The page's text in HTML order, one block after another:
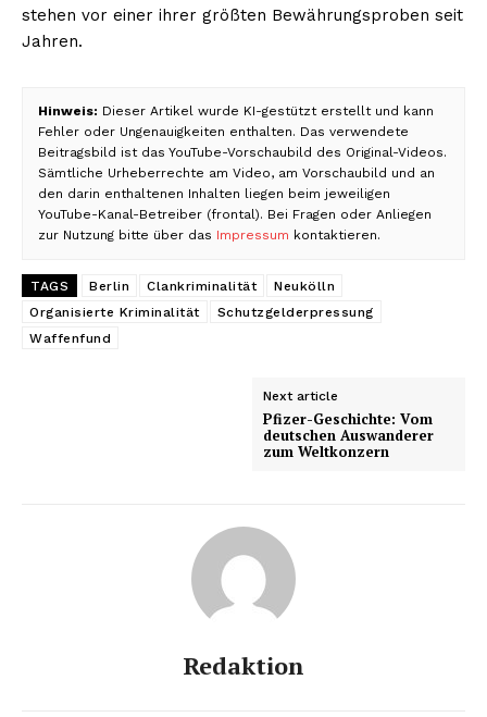
stehen vor einer ihrer größten Bewährungsproben seit
Jahren.
Hinweis: Dieser Artikel wurde KI-gestützt erstellt und kann
Fehler oder Ungenauigkeiten enthalten. Das verwendete
Beitragsbild ist das YouTube-Vorschaubild des Original-Videos.
Sämtliche Urheberrechte am Video, am Vorschaubild und an
den darin enthaltenen Inhalten liegen beim jeweiligen
YouTube-Kanal-Betreiber (frontal). Bei Fragen oder Anliegen
zur Nutzung bitte über das Impressum kontaktieren.
TAGS Berlin Clankriminalität
Neukölln
Organisierte Kriminalität
Schutzgelderpressung
Waffenfund
Next article
Pfizer-Geschichte: Vom
deutschen Auswanderer
zum Weltkonzern
Redaktion